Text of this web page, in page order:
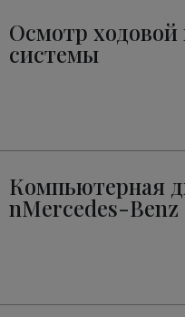
Осмотр
системы
Компьютерная
nMercedes-Benz